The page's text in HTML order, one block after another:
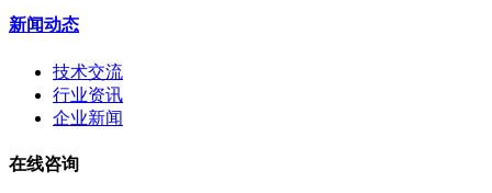
新闻动态
技术交流
行业资讯
企业新闻
在线咨询